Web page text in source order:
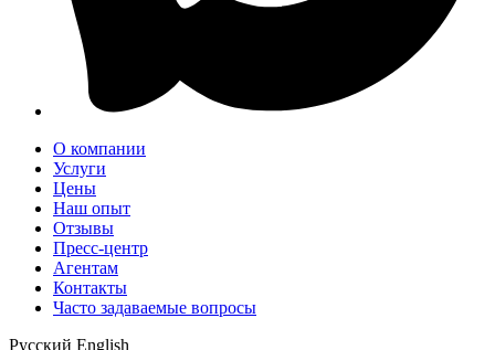
О компании
Услуги
Цены
Наш опыт
Отзывы
Пресс-центр
Агентам
Контакты
Часто задаваемые вопросы
Русский English